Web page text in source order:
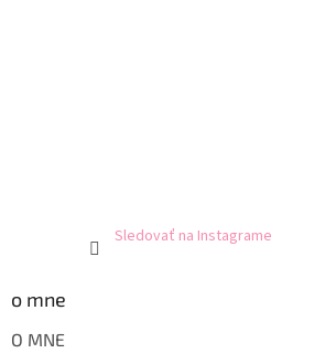
Sledovať na Instagrame
o mne
O MNE